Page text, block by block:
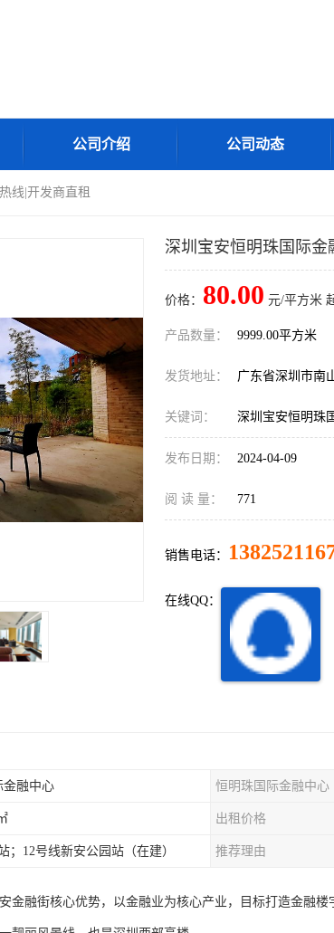
公司介绍 公司动态
线|开发商直租
深圳宝安恒明珠国际
价格： 80.00 元/平方米
产品数量： 9999.00平方米
发货地址： 广东省深圳市南
关键词： 深圳宝安恒明珠
发布日期： 2024-04-09
阅 读 量： 771
销售电话：
在线QQ：
金融中心 恒明珠国际金融中心
出租价格
；12号线新安公园站（在建） 推荐理由
金融街核心优势，以金融业为核心产业，目标打造金融